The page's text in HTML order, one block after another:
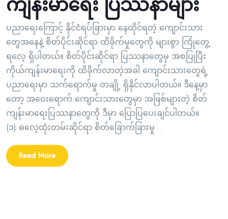
ပညာရေးကြောင့် နိုင်ငံရပ်ခြားမှာ နေထိုင်ရတဲ့ ကျောင်းသား
တွေအနေနဲ့ စိတ်ပိုင်းဆိုင်ရာ ထိခိုက်မှုတွေကို များစွာ ကြုံတွေ့
ရလေ့ ရှိပါတယ်။ စိတ်ပိုင်းဆိုင်ရာ ပြဿနာတွေမှ အစပြုပြီး
ကိုယ်ကျန်းမာရေးကို ထိခိုက်လာတဲ့အခါ ကျောင်းသားတွေရဲ့
ပညာရေးမှာ သက်ရောက်မှု တချို့ ရှိနိုင်လာပါတယ်။ ဒီနေ့မှာ
တော့ အဝေးရောက် ကျောင်းသားတွေမှာ အဖြစ်များတဲ့ စိတ်
ကျန်းမာရေးပြဿနာတွေကို ဒီမှာ ပြောပြပေးချင်ပါတယ်။
(၁) ဓလေ့ထုံးတမ်းဆိုင်ရာ စိတ်ခြောက်ခြားမှု...
Read More